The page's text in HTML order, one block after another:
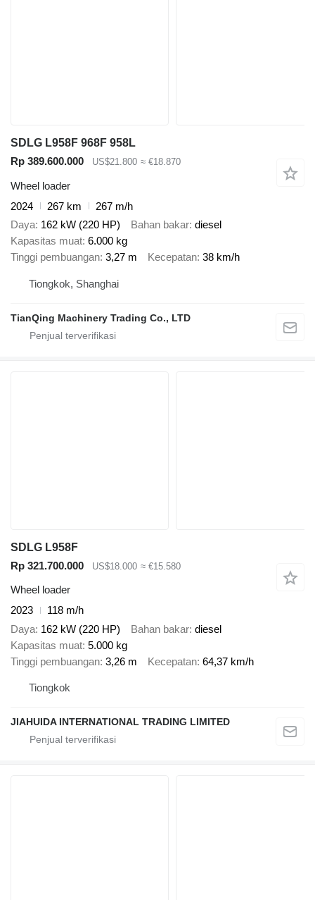
SDLG L958F 968F 958L
Rp 389.600.000
US$21.800 ≈ €18.870
Wheel loader
2024
267 km
267 m/h
Daya 162 kW (220 HP) Bahan bakar diesel
Kapasitas muat 6.000 kg
Tinggi pembuangan 3,27 m Kecepatan 38 km/h
Tiongkok, Shanghai
TianQing Machinery Trading Co., LTD
SDLG L958F
Rp 321.700.000
US$18.000 ≈ €15.580
Wheel loader
2023
118 m/h
Daya 162 kW (220 HP) Bahan bakar diesel
Kapasitas muat 5.000 kg
Tinggi pembuangan 3,26 m Kecepatan 64,37 km/h
Tiongkok
JIAHUIDA INTERNATIONAL TRADING LIMITED